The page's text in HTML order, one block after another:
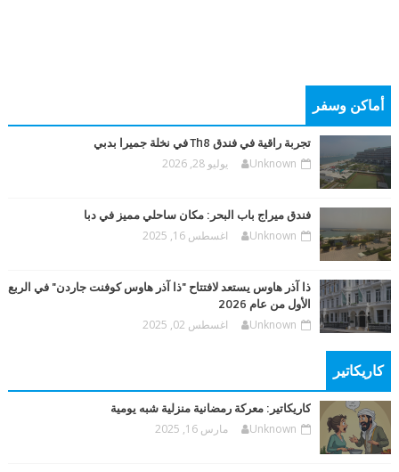
أماكن وسفر
تجربة راقية في فندق Th8 في نخلة جميرا بدبي
Unknown يوليو 28, 2026
فندق ميراج باب البحر: مكان ساحلي مميز في دبا
Unknown اغسطس 16, 2025
ذا آذر هاوس يستعد لافتتاح "ذا آذر هاوس كوفنت جاردن" في الربع
الأول من عام 2026
Unknown اغسطس 02, 2025
كاريكاتير
كاريكاتير: معركة رمضانية منزلية شبه يومية
Unknown مارس 16, 2025